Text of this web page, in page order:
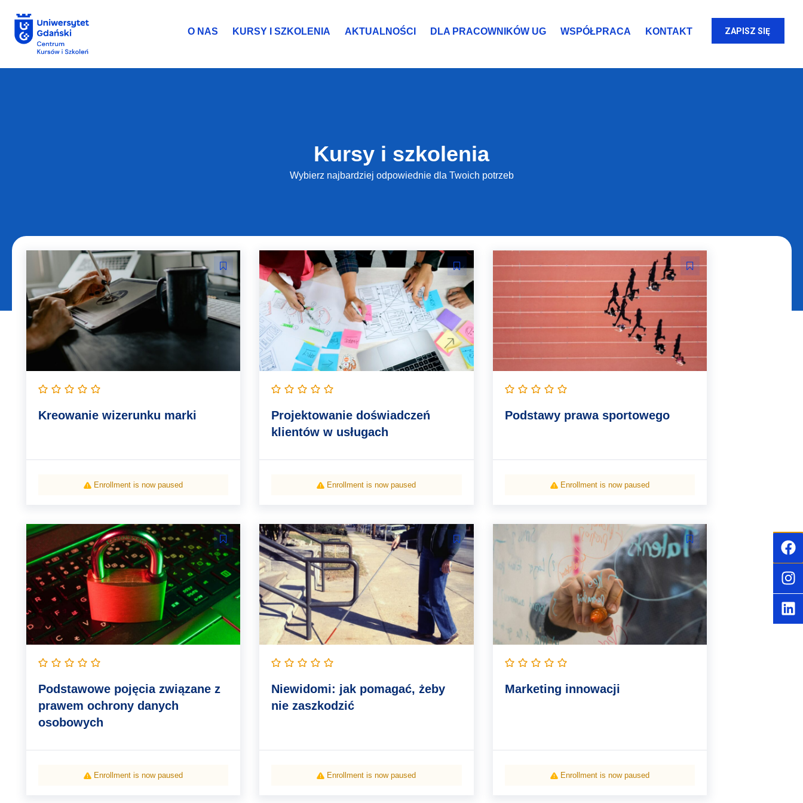
O NAS KURSY I SZKOLENIA AKTUALNOŚCI DLA PRACOWNIKÓW UG WSPÓŁPRACA KONTAKT ZAPISZ SIĘ
Kursy i szkolenia
Wybierz najbardziej odpowiednie dla Twoich potrzeb
Kreowanie wizerunku marki
Enrollment is now paused
Projektowanie doświadczeń
klientów w usługach
Enrollment is now paused
Podstawy prawa sportowego
Enrollment is now paused
Podstawowe pojęcia związane z
prawem ochrony danych
osobowych
Enrollment is now paused
Niewidomi: jak pomagać, żeby
nie zaszkodzić
Enrollment is now paused
Marketing innowacji
Enrollment is now paused